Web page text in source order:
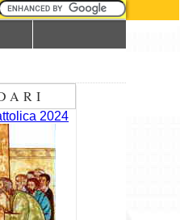
2024